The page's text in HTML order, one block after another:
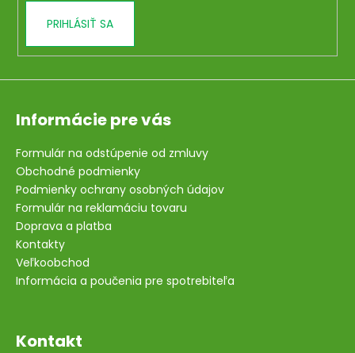
PRIHLÁSIŤ SA
Informácie pre vás
Formulár na odstúpenie od zmluvy
Obchodné podmienky
Podmienky ochrany osobných údajov
Formulár na reklamáciu tovaru
Doprava a platba
Kontakty
Veľkoobchod
Informácia a poučenia pre spotrebiteľa
Kontakt